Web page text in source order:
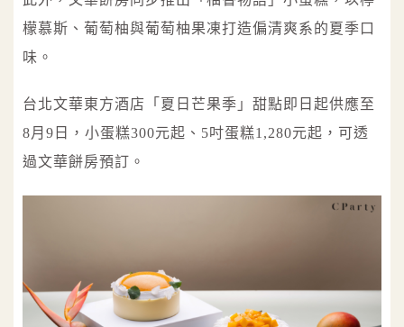
檬慕斯、葡萄柚與葡萄柚果凍打造偏清爽系的夏季口
味。
台北文華東方酒店「夏日芒果季」甜點即日起供應至
8月9日，小蛋糕300元起、5吋蛋糕1,280元起，可透
過文華餅房預訂。